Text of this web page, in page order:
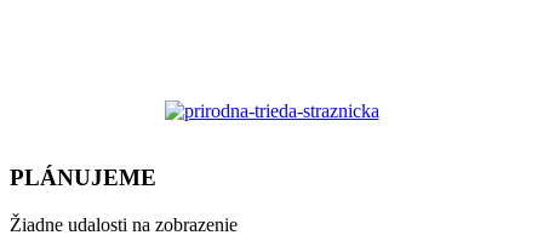
PLÁNUJEME
Žiadne udalosti na zobrazenie